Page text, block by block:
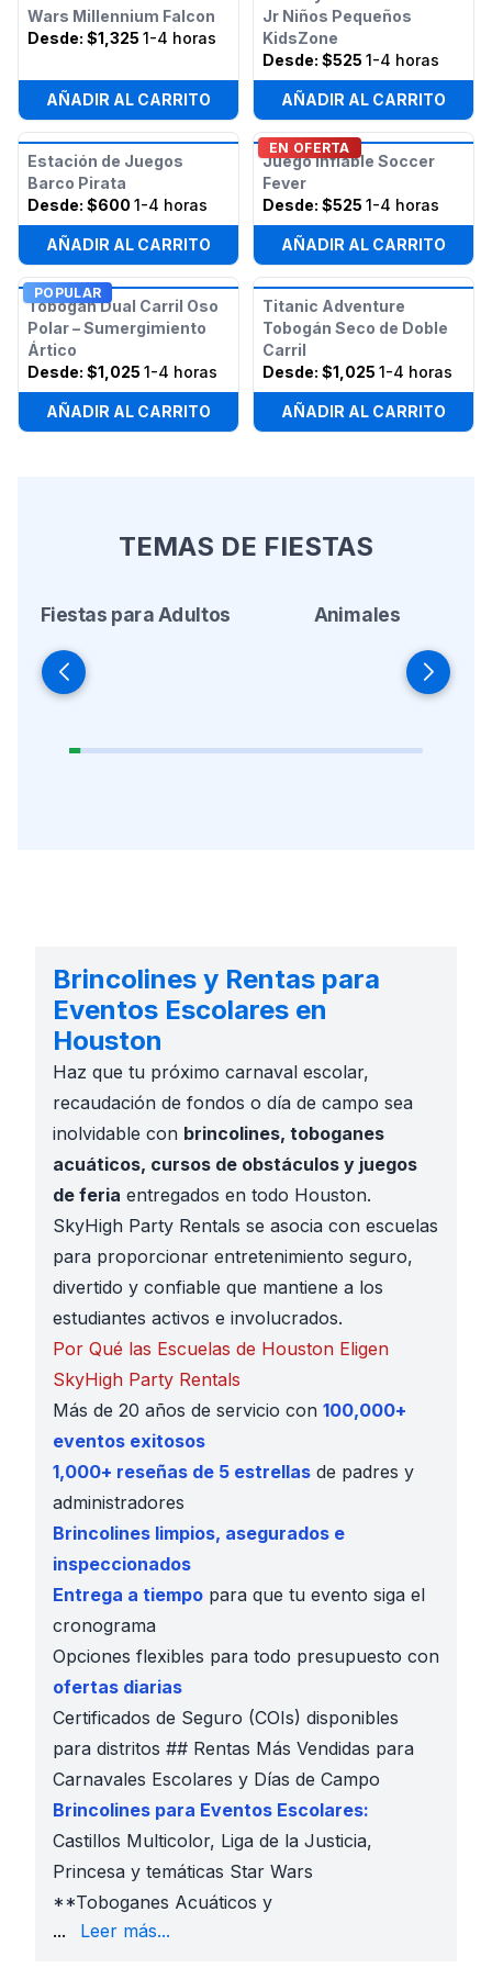
Wars Millennium Falcon
Desde: $1,325 1-4 horas
AÑADIR AL CARRITO
Jr Niños Pequeños
KidsZone
Desde: $525 1-4 horas
AÑADIR AL CARRITO
Estación de Juegos
Barco Pirata
Desde: $600 1-4 horas
AÑADIR AL CARRITO
EN OFERTA
Juego Inflable Soccer
Fever
Desde: $525 1-4 horas
AÑADIR AL CARRITO
POPULAR
Tobogán Dual Carril Oso
Polar – Sumergimiento
Ártico
Desde: $1,025 1-4 horas
AÑADIR AL CARRITO
Titanic Adventure
Tobogán Seco de Doble
Carril
Desde: $1,025 1-4 horas
AÑADIR AL CARRITO
TEMAS DE FIESTAS
Fiestas para Adultos Animales
Brincolines y Rentas para
Eventos Escolares en
Houston
Haz que tu próximo carnaval escolar,
recaudación de fondos o día de campo sea
inolvidable con brincolines, toboganes
acuáticos, cursos de obstáculos y juegos
de feria entregados en todo Houston.
SkyHigh Party Rentals se asocia con escuelas
para proporcionar entretenimiento seguro,
divertido y confiable que mantiene a los
estudiantes activos e involucrados.
Por Qué las Escuelas de Houston Eligen
SkyHigh Party Rentals
Más de 20 años de servicio con 100,000+
eventos exitosos
1,000+ reseñas de 5 estrellas de padres y
administradores
Brincolines limpios, asegurados e
inspeccionados
Entrega a tiempo para que tu evento siga el
cronograma
Opciones flexibles para todo presupuesto con
ofertas diarias
Certificados de Seguro (COIs) disponibles
para distritos ## Rentas Más Vendidas para
Carnavales Escolares y Días de Campo
Brincolines para Eventos Escolares:
Castillos Multicolor, Liga de la Justicia,
Princesa y temáticas Star Wars
**Toboganes Acuáticos y
Deslizables:Cataratas del Niágara 24 pies, Polar
... Leer más...